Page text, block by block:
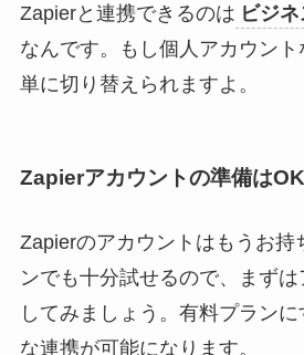
Zapierと連携できるのは ビジ
なんです。もし個人アカウン
単に切り替えられますよ。
Zapierアカウントの準備は
Zapierのアカウントはもうお持
ンでも十分試せるので、まず
してみましょう。有料プラン
な連携が可能になります。